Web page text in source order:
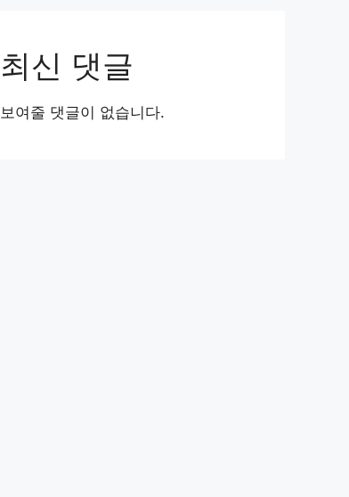
최신 댓글
보여줄 댓글이 없습니다.